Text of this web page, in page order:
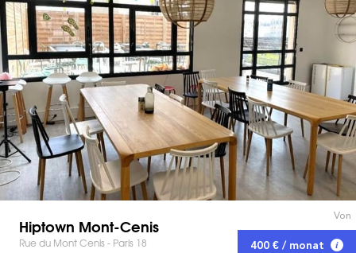
Hiptown Mont-Cenis
Rue du Mont Cenis - Paris 18
Von
400 € / monat